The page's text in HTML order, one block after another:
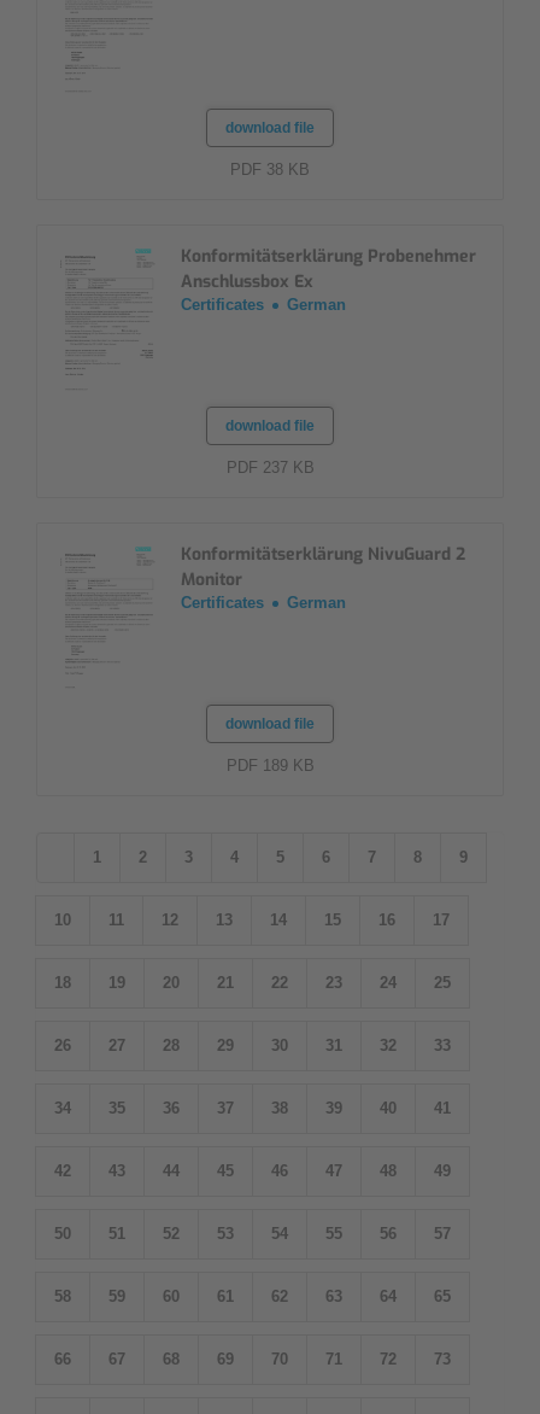
download file
PDF 38 KB
Konformitätserklärung Probenehmer
Anschlussbox Ex
Certificates German
download file
PDF 237 KB
Konformitätserklärung NivuGuard 2
Monitor
Certificates German
download file
PDF 189 KB
1 2 3 4 5 6 7 8 9
10 11 12 13 14 15 16 17
18 19 20 21 22 23 24 25
26 27 28 29 30 31 32 33
34 35 36 37 38 39 40 41
42 43 44 45 46 47 48 49
50 51 52 53 54 55 56 57
58 59 60 61 62 63 64 65
66 67 68 69 70 71 72 73